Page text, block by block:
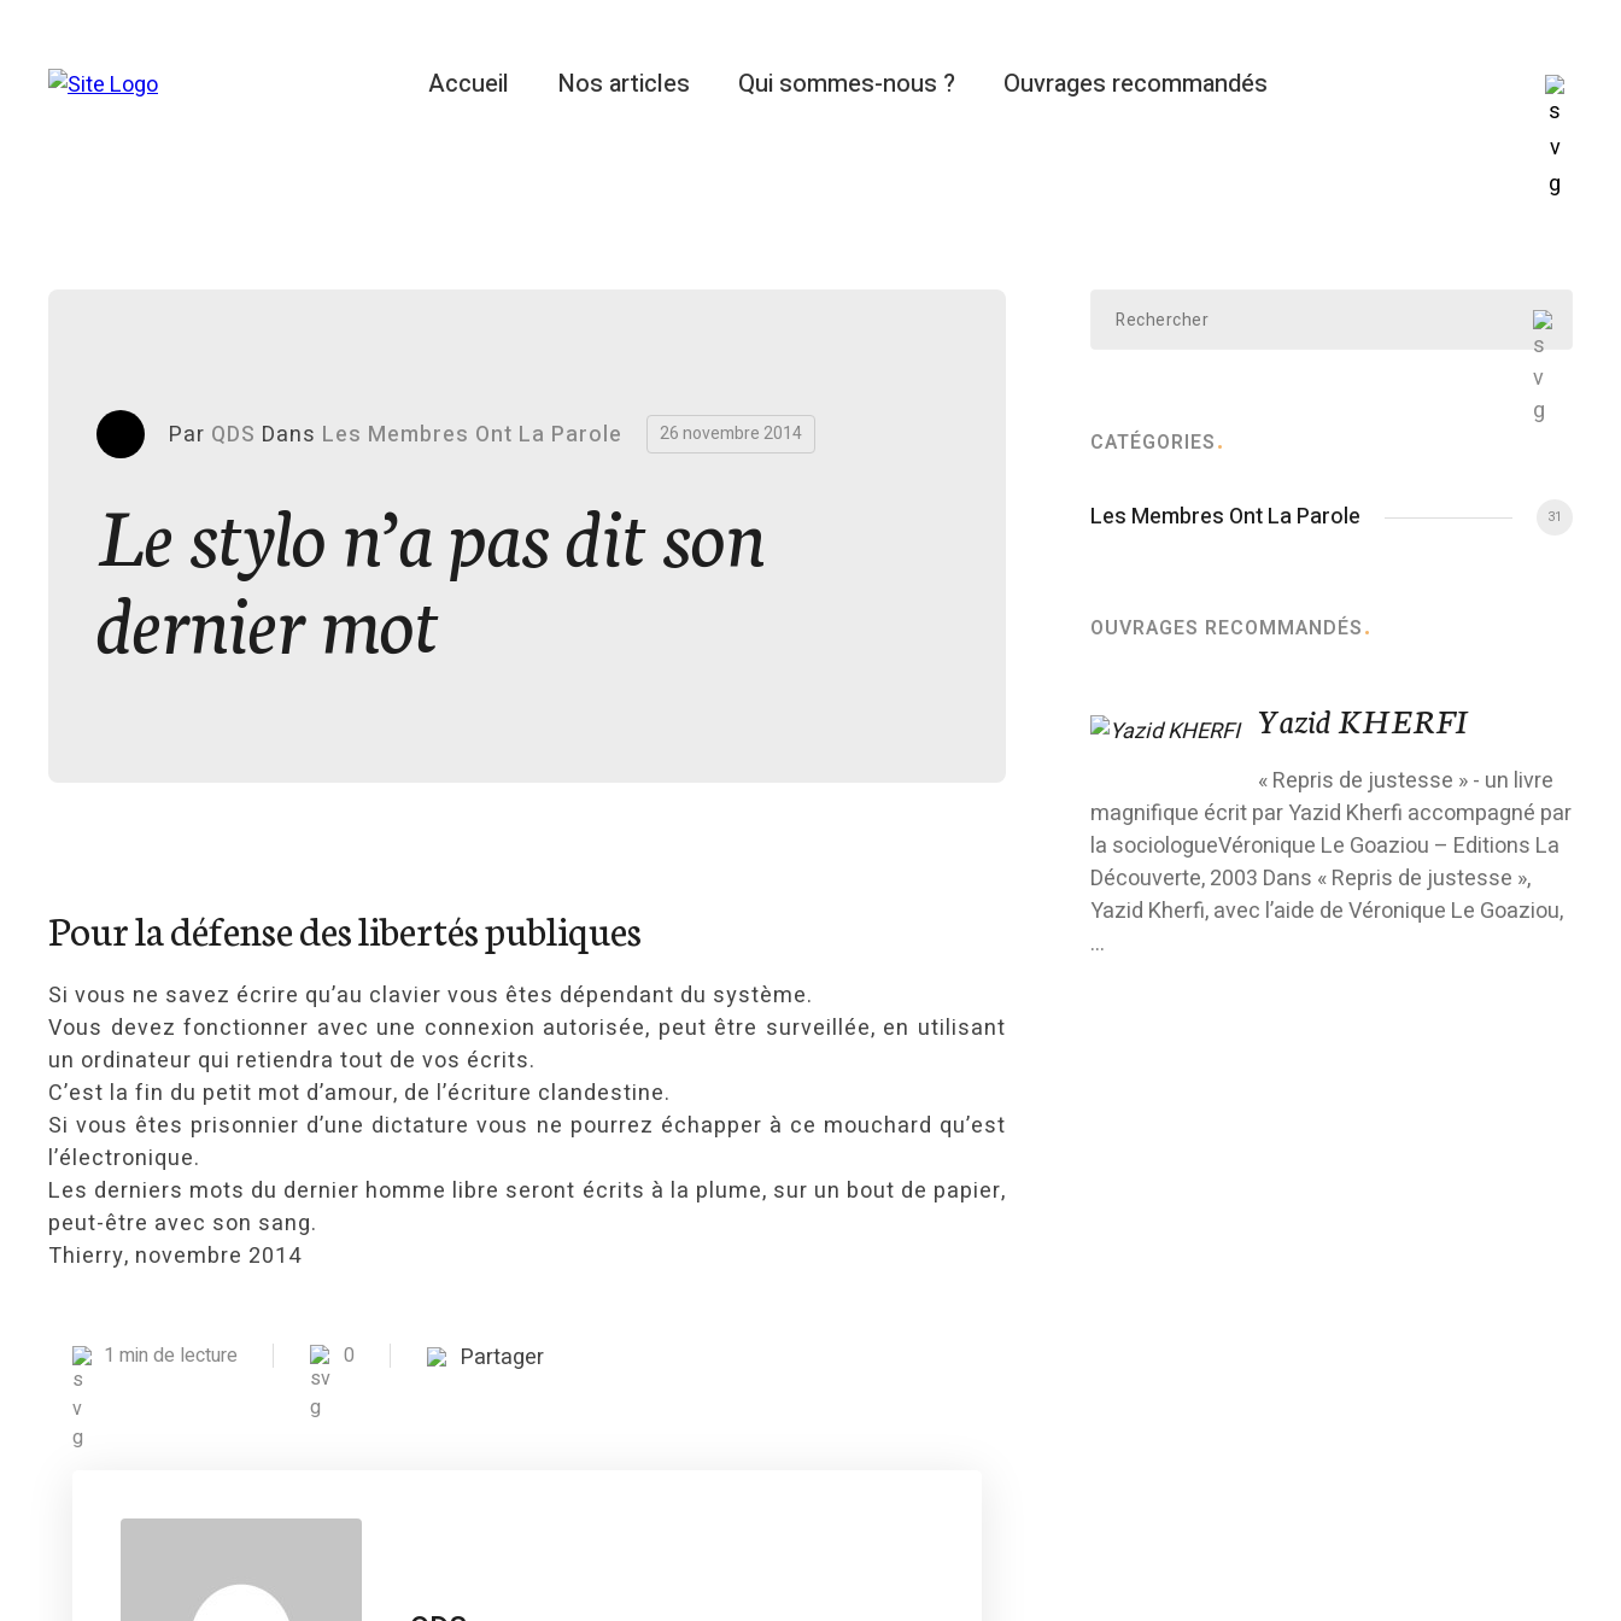
Accueil Nos articles Qui sommes-nous ? Ouvrages recommandés
Par QDS Dans Les Membres Ont La Parole 26 novembre 2014
Le stylo n’a pas dit son
dernier mot
Pour la défense des libertés publiques
Si vous ne savez écrire qu’au clavier vous êtes dépendant du système.
Vous devez fonctionner avec une connexion autorisée, peut être surveillée, en utilisant
un ordinateur qui retiendra tout de vos écrits.
C’est la fin du petit mot d’amour, de l’écriture clandestine.
Si vous êtes prisonnier d’une dictature vous ne pourrez échapper à ce mouchard qu’est
l’électronique.
Les derniers mots du dernier homme libre seront écrits à la plume, sur un bout de papier,
peut-être avec son sang.
Thierry, novembre 2014
1 min de lecture 0 Partager
CATÉGORIES
Les Membres Ont La Parole 31
OUVRAGES RECOMMANDÉS
Yazid KHERFI
« Repris de justesse » - un livre
magnifique écrit par Yazid Kherfi accompagné par
la sociologueVéronique Le Goaziou – Editions La
Découverte, 2003 Dans « Repris de justesse »,
Yazid Kherfi, avec l’aide de Véronique Le Goaziou,
...